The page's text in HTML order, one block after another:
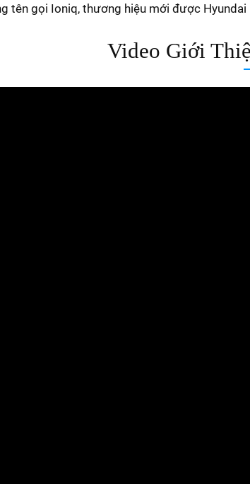
tên gọi Ioniq, thương hiệu mới được
Video Giới